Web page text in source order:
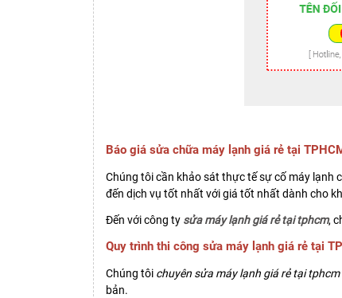
Báo giá sửa chữa máy lạnh giá rẻ tại
Chúng tôi cần khảo sát thực tế sự cố máy lạnh
đến dịch vụ tốt nhất với giá tốt nhất dành cho
Đến với công ty sửa máy lạnh giá rẻ tại tphcm,
Quy trình thi công sửa máy lạnh giá rẻ tại
Chúng tôi chuyên sửa máy lạnh giá rẻ tại tphcm
bản.